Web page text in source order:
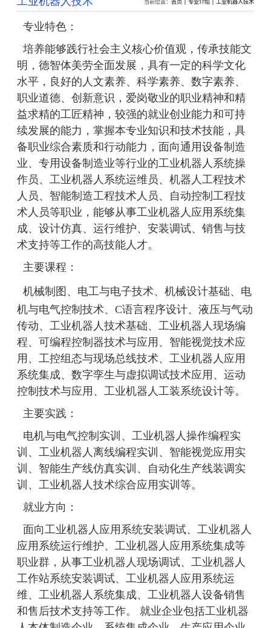
专业特色：
培养能够践行社会主义核心价值观，传承技能文
明，德智体美劳全面发展，具有一定的科学文化
水平，良好的人文素养、科学素养、数字素养、
职业道德、创新意识，爱岗敬业的职业精神和精
益求精的工匠精神，较强的就业创业能力和可持
续发展的能力，掌握本专业知识和技术技能，具
备职业综合素质和行动能力，面向通用设备制造
业、专用设备制造业等行业的工业机器人系统操
作员、工业机器人系统运维员、机器人工程技术
人员、智能制造工程技术人员、自动控制工程技
术人员等职业，能够从事工业机器人应用系统集
成、设计仿真、运行维护、安装调试、销售与技
术支持等工作的高技能人才。
主要课程：
机械制图、电工与电子技术、机械设计基础、电
机与电气控制技术、 C语言程序设计、液压与气动
传动、 工业机器人技术基础、 工业机器人现场编
程、可编程控制器技术与应用、智能视觉技术应
用、工控组态与现场总线技术、工业机器人应用
系统集成、数字孪生与虚拟调试技术应用、运动
控制技术与应用、工业机器人工装系统设计等。
主要实践：
电机与电气控制实训、工业机器人操作编程实
训、 工业机器人离线编程实训、 智能视觉应用实
训、智能生产线仿真实训、自动化生产线装调实
训、工业机器人技术综合应用 实训等。
就业方向：
面向工业机器人应用系统安装调试、工业机器人
应用系统运行维护、工业机器人应用系统集成等
职业群，从事工业机器人现场调试、工业机器人
工作站系统安装调试、工业机器人应用系统运
维、工业机器人系统集成、工业机器人设备销售
和售后技术支持等工作。 就业企业包括工业机器